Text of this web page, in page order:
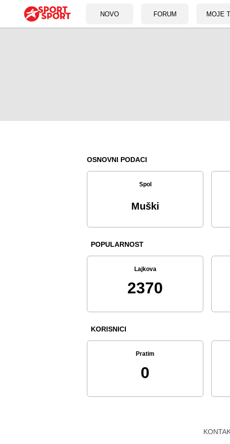
NOVO FORUM MOJE
OSNOVNI PODACI
Spol
Muški
POPULARNOST
Lajkova
2370
KORISNICI
Pratim
0